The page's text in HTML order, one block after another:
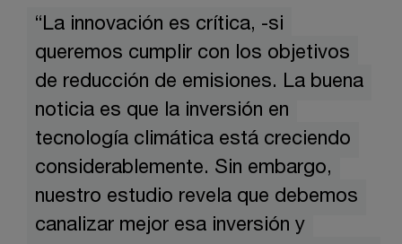
“La innovación es crítica, -si
queremos cumplir con los objetivos
de reducción de emisiones. La buena
noticia es que la inversión en
tecnología climática está creciendo
considerablemente. Sin embargo,
nuestro estudio revela que debemos
canalizar mejor esa inversión y